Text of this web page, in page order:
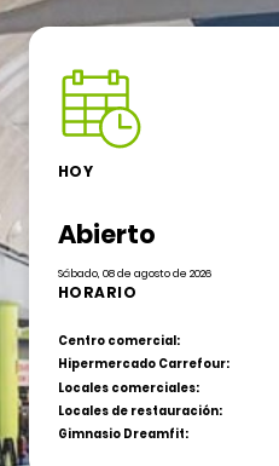
HOY
Abierto
Sábado, 08 de agosto de 2026
HORARIO
Centro comercial:
Hipermercado Carrefour:
Locales comerciales:
Locales de restauración:
Gimnasio Dreamfit: